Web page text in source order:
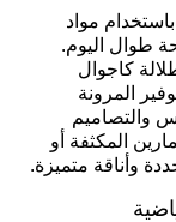
مواد
طوال اليوم.
كاجوال
المرونة
والتصاميم
المكثفة أو
وأناقة متميزة.